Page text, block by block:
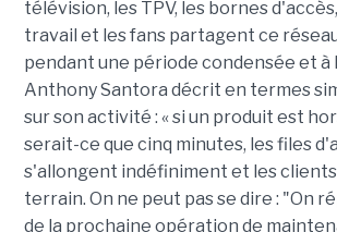
télévision, les TPV, les bornes
travail et les fans partagent ce
pendant une période condensée et à
Anthony Santora décrit en termes
sur son activité : « si un produit est
serait-ce que cinq minutes, les files
s'allongent indéfiniment et les
terrain. On ne peut pas se dire : "On
de la prochaine opération de